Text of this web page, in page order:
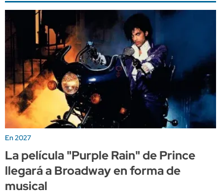
En 2027
La película "Purple Rain" de Prince
llegará a Broadway en forma de
musical